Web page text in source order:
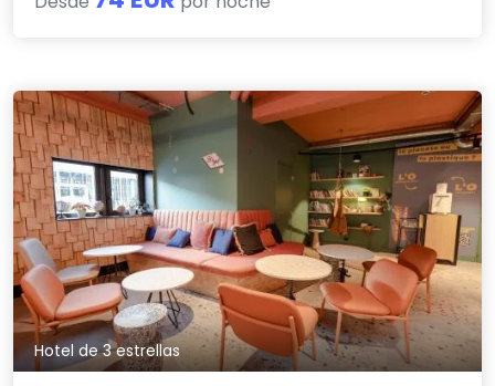
Hotel de 3 estrellas